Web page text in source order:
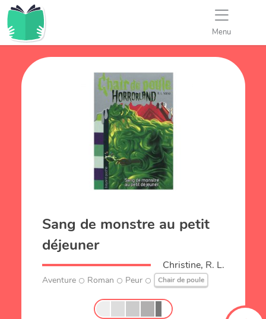
Menu
Sang de monstre au petit
déjeuner
Christine, R. L.
Aventure Roman Peur Chair de poule